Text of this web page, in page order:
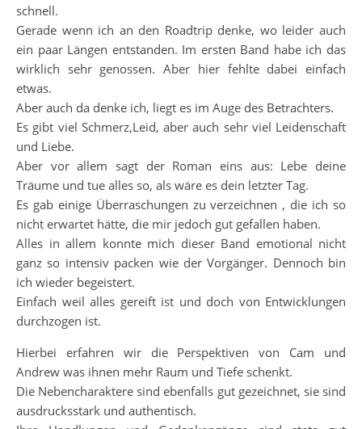
schnell.
Gerade wenn ich an den Roadtrip denke, wo leider auch
ein paar Längen entstanden. Im ersten Band habe ich das
wirklich sehr genossen. Aber hier fehlte dabei einfach
etwas.
Aber auch da denke ich, liegt es im Auge des Betrachters.
Es gibt viel Schmerz,Leid, aber auch sehr viel Leidenschaft
und Liebe.
Aber vor allem sagt der Roman eins aus: Lebe deine
Träume und tue alles so, als wäre es dein letzter Tag.
Es gab einige Überraschungen zu verzeichnen , die ich so
nicht erwartet hätte, die mir jedoch gut gefallen haben.
Alles in allem konnte mich dieser Band emotional nicht
ganz so intensiv packen wie der Vorgänger. Dennoch bin
ich wieder begeistert.
Einfach weil alles gereift ist und doch von Entwicklungen
durchzogen ist.
Hierbei erfahren wir die Perspektiven von Cam und
Andrew was ihnen mehr Raum und Tiefe schenkt.
Die Nebencharaktere sind ebenfalls gut gezeichnet, sie sind
ausdrucksstark und authentisch.